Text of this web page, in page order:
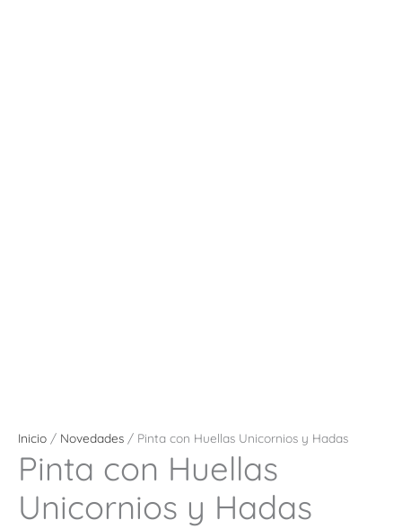
Inicio / Novedades / Pinta con Huellas Unicornios y Hadas
Pinta con Huellas
Unicornios y Hadas